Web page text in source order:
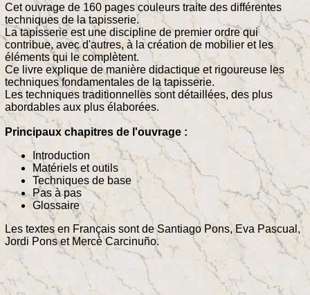
Cet ouvrage de 160 pages couleurs traite des différentes
techniques de la tapisserie.
La tapisserie est une discipline de premier ordre qui
contribue, avec d'autres, à la création de mobilier et les
éléments qui le complètent.
Ce livre explique de manière didactique et rigoureuse les
techniques fondamentales de la tapisserie.
Les techniques traditionnelles sont détaillées, des plus
abordables aux plus élaborées.
Principaux chapitres de l'ouvrage :
Introduction
Matériels et outils
Techniques de base
Pas à pas
Glossaire
Les textes en Français sont de Santiago Pons, Eva Pascual,
Jordi Pons et Mercè Carcinuño.